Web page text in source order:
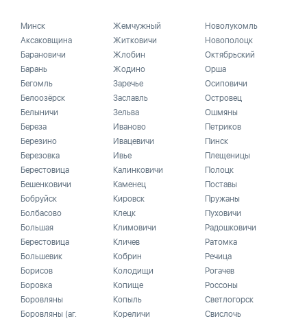
Минск
Аксаковщина
Барановичи
Барань
Бегомль
Белоозёрск
Белыничи
Береза
Березино
Березовка
Берестовица
Бешенковичи
Бобруйск
Болбасово
Большая
Берестовица
Большевик
Борисов
Боровка
Боровляны
Боровляны (аг.
Жемчужный
Житковичи
Жлобин
Жодино
Заречье
Заславль
Зельва
Иваново
Ивацевичи
Ивье
Калинковичи
Каменец
Кировск
Клецк
Климовичи
Кличев
Кобрин
Колодищи
Копище
Копыль
Кореличи
Новолукомль
Новополоцк
Октябрьский
Орша
Осиповичи
Островец
Ошмяны
Петриков
Пинск
Плещеницы
Полоцк
Поставы
Пружаны
Пуховичи
Радошковичи
Ратомка
Речица
Рогачев
Россоны
Светлогорск
Свислочь